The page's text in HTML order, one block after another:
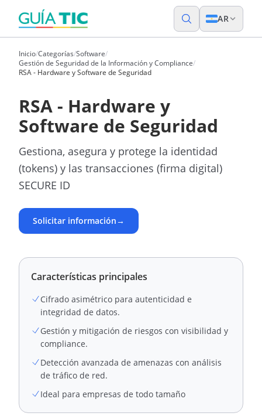
AR
Inicio/Categorías/Software/
Gestión de Seguridad de la Información y Compliance/
RSA - Hardware y Software de Seguridad
RSA - Hardware y
Software de Seguridad
Gestiona, asegura y protege la identidad
(tokens) y las transacciones (firma digital)
SECURE ID
Solicitar información→
Características principales
Cifrado asimétrico para autenticidad e
integridad de datos.
Gestión y mitigación de riesgos con visibilidad y
compliance.
Detección avanzada de amenazas con análisis
de tráfico de red.
Ideal para empresas de todo tamaño